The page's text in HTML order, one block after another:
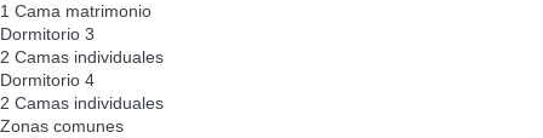
1 Cama matrimonio
Dormitorio 3
2 Camas individuales
Dormitorio 4
2 Camas individuales
Zonas comunes